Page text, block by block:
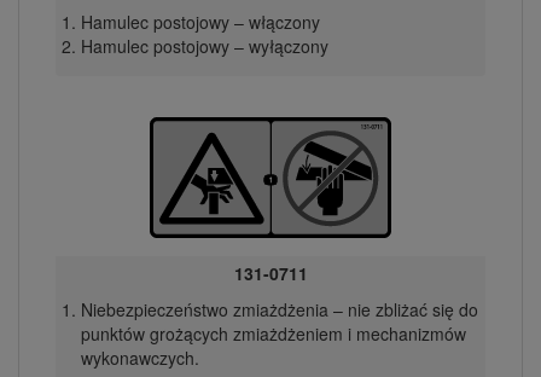
Hamulec postojowy – włączony
Hamulec postojowy – wyłączony
131-0711
Niebezpieczeństwo zmiażdżenia – nie zbliżać się do
punktów grożących zmiażdżeniem i mechanizmów
wykonawczych.